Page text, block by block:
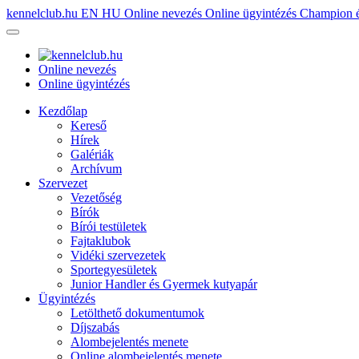
kennelclub.hu EN HU Online nevezés Online ügyintézés Champion
Online nevezés
Online ügyintézés
Kezdőlap
Kereső
Hírek
Galériák
Archívum
Szervezet
Vezetőség
Bírók
Bírói testületek
Fajtaklubok
Vidéki szervezetek
Sportegyesületek
Junior Handler és Gyermek kutyapár
Ügyintézés
Letölthető dokumentumok
Díjszabás
Alombejelentés menete
Online alombejelentés menete